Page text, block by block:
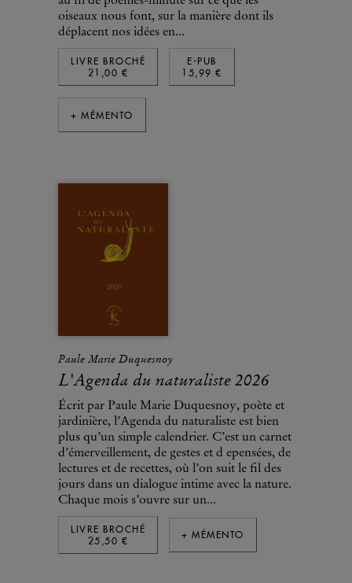
oiseaux nous font, sur la manière dont ils
déplacent nos idées en...
LIVRE BROCHÉ
21,00 €
E-PUB
15,99 €
+ MÉMENTO
Paule Marie Duquesnoy
L'Agenda du naturaliste 2026
Écrit par Paule Marie Duquesnoy, poète et
jardinière, l’Agenda du naturaliste est bien
plus qu’un simple calendrier. C’est un carnet
d’émerveillement, de gestes et d epensées, de
lectures et de recettes, où l’on suit le fil des
jours dans un dialogue intime avec la nature.
Chaque mois s’ouvre sur un...
LIVRE BROCHÉ
25,50 €
+ MÉMENTO